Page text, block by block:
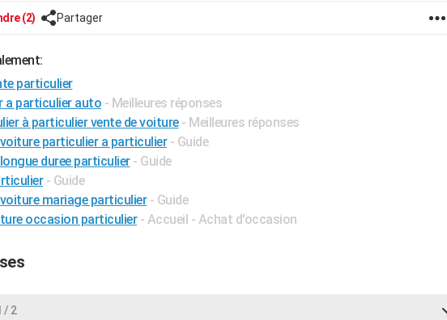
(2) Partager
particulier
a particulier auto - Meilleures réponses
à particulier vente de voiture - Meilleures réponses
particulier a particulier - Guide
duree particulier - Guide
- Guide
mariage particulier - Guide
occasion particulier - Accueil - Achat d'occasion
/ 2